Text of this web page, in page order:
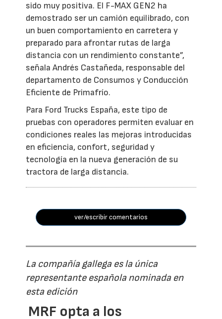
sido muy positiva. El F-MAX GEN2 ha
demostrado ser un camión equilibrado, con
un buen comportamiento en carretera y
preparado para afrontar rutas de larga
distancia con un rendimiento constante”,
señala Andrés Castañeda, responsable del
departamento de Consumos y Conducción
Eficiente de Primafrío.
Para Ford Trucks España, este tipo de
pruebas con operadores permiten evaluar en
condiciones reales las mejoras introducidas
en eficiencia, confort, seguridad y
tecnología en la nueva generación de su
tractora de larga distancia.
ver/escribir comentarios
La compañía gallega es la única
representante española nominada en
esta edición
MRF opta a los